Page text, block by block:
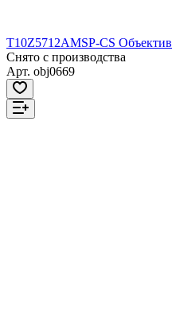
T10Z5712AMSP-CS Объектив
Снято с производства
Арт. obj0669